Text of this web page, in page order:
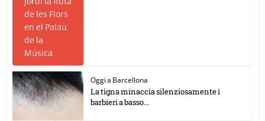
Oggi a Barcellona
La tigna minaccia silenziosamente i
barbieri a basso...